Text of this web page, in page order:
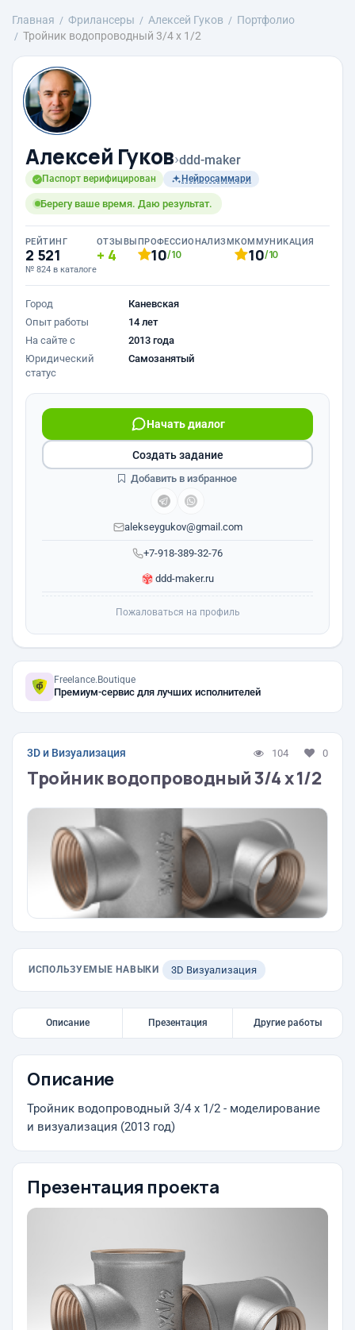
Главная Фрилансеры Алексей Гуков
Портфолио
Тройник водопроводный 3/4 х 1/2
Алексей Гуков›ddd-maker
Паспорт верифицирован Нейросаммари
Берегу ваше время. Даю результат.
РЕЙТИНГ
2 521
№ 824 в каталоге
ОТЗЫВЫ
4
ПРОФЕССИОНАЛИЗМ
10/10
КОММУНИКАЦИЯ
10/10
Город
Каневская
Опыт работы
14 лет
На сайте с
2013 года
Юридический
статус
Самозанятый
+7-918-389-32-76
Начать диалог
alekseygukov@gmail.com
ddd-maker.ru
Создать задание
Добавить в избранное
Пожаловаться на профиль
Freelance.Boutique
Премиум-сервис для лучших исполнителей
3D и Визуализация 104 0
Тройник водопроводный 3/4 х 1/2
ИСПОЛЬЗУЕМЫЕ НАВЫКИ 3D Визуализация
Описание Презентация Другие работы
Описание
Тройник водопроводный 3/4 х 1/2 - моделирование
и визуализация (2013 год)
Презентация проекта